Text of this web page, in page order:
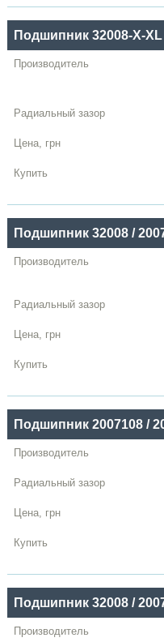
Подшипник 32008-X-XL
Подшипник 32008 /
Подшипник 2007108 /
Подшипник 32008 /